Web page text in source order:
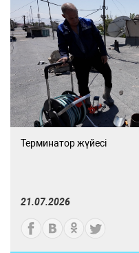
Терминатор жүйесі
21.07.2026